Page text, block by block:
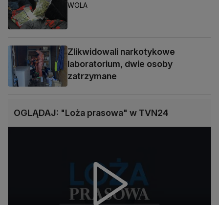
WOLA
Zlikwidowali narkotykowe
laboratorium, dwie osoby
zatrzymane
OGLĄDAJ: "Loża prasowa" w TVN24